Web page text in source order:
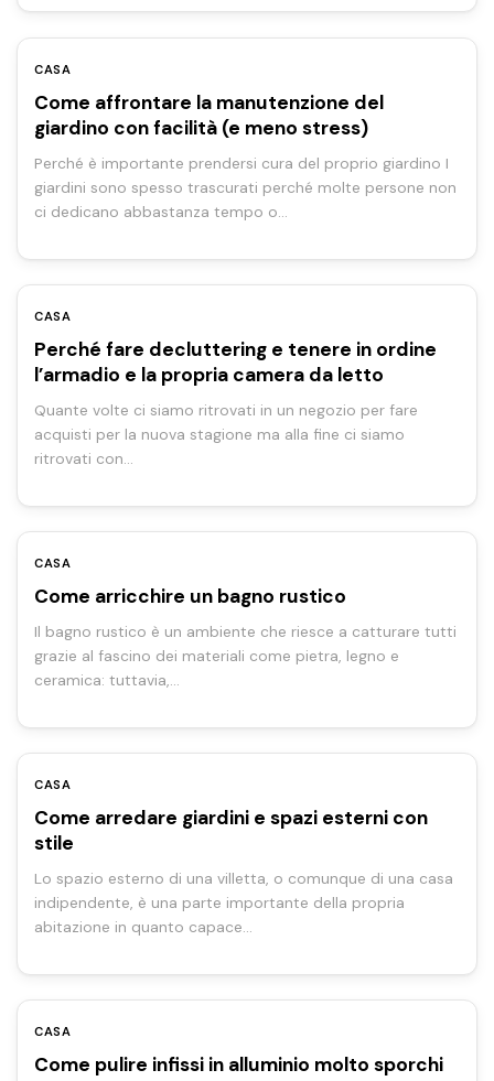
CASA
Come affrontare la manutenzione del
giardino con facilità (e meno stress)
Perché è importante prendersi cura del proprio giardino I
giardini sono spesso trascurati perché molte persone non
ci dedicano abbastanza tempo o…
CASA
Perché fare decluttering e tenere in ordine
l’armadio e la propria camera da letto
Quante volte ci siamo ritrovati in un negozio per fare
acquisti per la nuova stagione ma alla fine ci siamo
ritrovati con…
CASA
Come arricchire un bagno rustico
Il bagno rustico è un ambiente che riesce a catturare tutti
grazie al fascino dei materiali come pietra, legno e
ceramica: tuttavia,…
CASA
Come arredare giardini e spazi esterni con
stile
Lo spazio esterno di una villetta, o comunque di una casa
indipendente, è una parte importante della propria
abitazione in quanto capace…
CASA
Come pulire infissi in alluminio molto sporchi